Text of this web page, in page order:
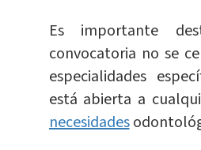
Es importante
convocatoria no se
especialidades
está abierta a
necesidades